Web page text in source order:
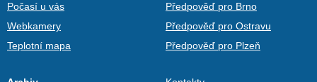
Počasí u vás
Webkamery
Teplotní mapa
Předpověď pro Brno
Předpověď pro Ostravu
Předpověď pro Plzeň